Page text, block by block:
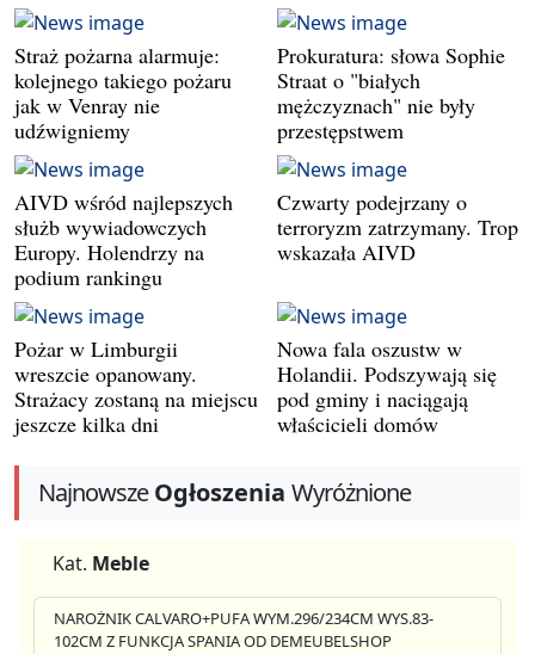
Straż pożarna alarmuje:
kolejnego takiego pożaru
jak w Venray nie
udźwigniemy
Prokuratura: słowa Sophie
Straat o "białych
mężczyznach" nie były
przestępstwem
AIVD wśród najlepszych
służb wywiadowczych
Europy. Holendrzy na
podium rankingu
Czwarty podejrzany o
terroryzm zatrzymany. Trop
wskazała AIVD
Pożar w Limburgii
wreszcie opanowany.
Strażacy zostaną na miejscu
jeszcze kilka dni
Nowa fala oszustw w
Holandii. Podszywają się
pod gminy i naciągają
właścicieli domów
NajnowszeOgłoszenia Wyróżnione
Kat. Meble
NAROŻNIK CALVARO+PUFA WYM.296/234CM WYS.83-
102CM Z FUNKCJA SPANIA OD DEMEUBELSHOP